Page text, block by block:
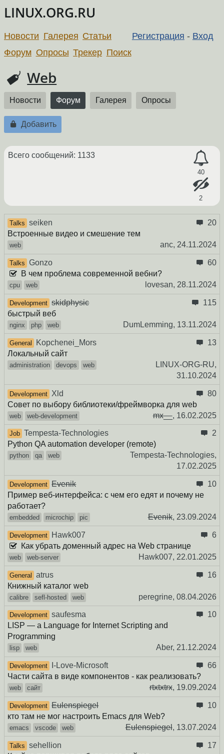
LINUX.ORG.RU
Регистрация - Вход
Новости Галерея Статьи
Форум Опросы Трекер Поиск
Web
Новости Форум Галерея Опросы
Добавить
40
2
Всего сообщений: 1133
Talks seiken
20
Встроенные видео и смешение тем
web anc, 24.11.2024
Talks Gonzo
60
В чем проблема современной вебни?
cpu web lovesan, 28.11.2024
Development skidphysic
115
быстрый веб
nginx php web DumLemming, 13.11.2024
General Kopchenei_Mors
13
Локальный сайт
administration devops web
LINUX-ORG-RU,
31.10.2024
Development Xld
80
Совет по выбору библиотеки/фреймворка для web
web web-development mx__, 16.02.2025
Job Tempesta-Technologies
2
Python QA automation developer (remote)
python qa web
Tempesta-Technologies,
17.02.2025
Development Evenik
10
Пример веб-интерфейса: с чем его едят и почему не
работает?
embedded microchip pic Evenik, 23.09.2024
Development Hawk007
6
Как убрать доменный адрес на Web странице
web web-server Hawk007, 22.01.2025
General atrus
16
Книжный каталог web
calibre sefl-hosted web peregrine, 08.04.2026
Development saufesma
10
LISP — a Language for Internet Scripting and
Programming
lisp web Aber, 21.12.2024
Development I-Love-Microsoft
66
Части сайта в виде компонентов - как реализовать?
web сайт rtxtxtrx, 19.09.2024
Development Eulenspiegel
10
кто там не мог настроить Emacs для Web?
emacs vscode web Eulenspiegel, 13.07.2024
Talks sehellion
17